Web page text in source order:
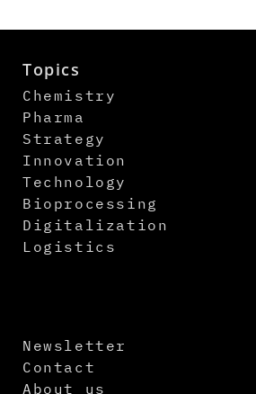
Topics
Chemistry
Pharma
Strategy
Innovation
Technology
Bioprocessing
Digitalization
Logistics
Newsletter
Contact
About us